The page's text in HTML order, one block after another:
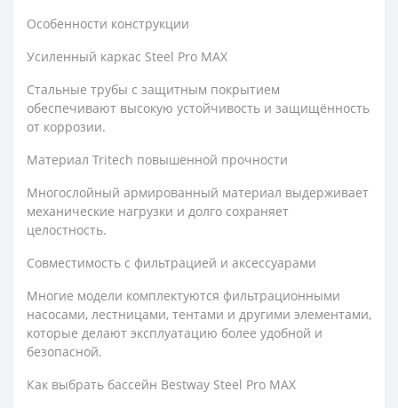
Особенности конструкции
Усиленный каркас Steel Pro MAX
Стальные трубы с защитным покрытием
обеспечивают высокую устойчивость и защищённость
от коррозии.
Материал Tritech повышенной прочности
Многослойный армированный материал выдерживает
механические нагрузки и долго сохраняет
целостность.
Совместимость с фильтрацией и аксессуарами
Многие модели комплектуются фильтрационными
насосами, лестницами, тентами и другими элементами,
которые делают эксплуатацию более удобной и
безопасной.
Как выбрать бассейн Bestway Steel Pro MAX